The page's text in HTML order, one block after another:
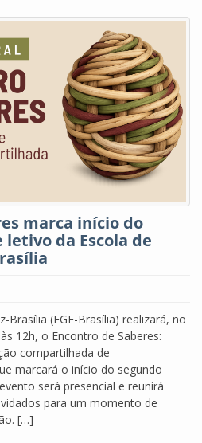
marca início do
da Escola de
Brasília (EGF-Brasília) realizará, no
12h, o Encontro de Saberes:
compartilhada de
marcará o início do segundo
será presencial e reunirá
para um momento de
[…]